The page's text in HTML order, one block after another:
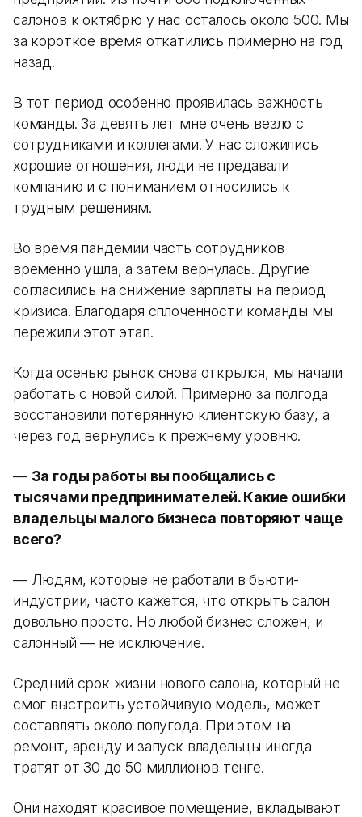
салонов к октябрю у нас осталось около 500. Мы
за короткое время откатились примерно на год
назад.
В тот период особенно проявилась важность
команды. За девять лет мне очень везло с
сотрудниками и коллегами. У нас сложились
хорошие отношения, люди не предавали
компанию и с пониманием относились к
трудным решениям.
Во время пандемии часть сотрудников
временно ушла, а затем вернулась. Другие
согласились на снижение зарплаты на период
кризиса. Благодаря сплоченности команды мы
пережили этот этап.
Когда осенью рынок снова открылся, мы начали
работать с новой силой. Примерно за полгода
восстановили потерянную клиентскую базу, а
через год вернулись к прежнему уровню.
— За годы работы вы пообщались с
тысячами предпринимателей. Какие ошибки
владельцы малого бизнеса повторяют чаще
всего?
— Людям, которые не работали в бьюти-
индустрии, часто кажется, что открыть салон
довольно просто. Но любой бизнес сложен, и
салонный — не исключение.
Средний срок жизни нового салона, который не
смог выстроить устойчивую модель, может
составлять около полугода. При этом на
ремонт, аренду и запуск владельцы иногда
тратят от 30 до 50 миллионов тенге.
Они находят красивое помещение, вкладывают